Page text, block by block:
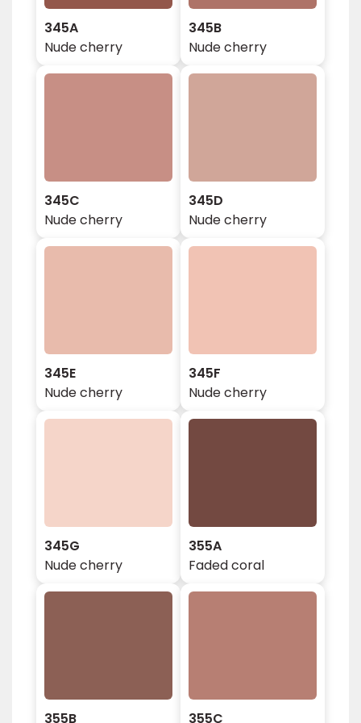
345A
Nude cherry
345B
Nude cherry
345C
Nude cherry
345D
Nude cherry
345E
Nude cherry
345F
Nude cherry
345G
Nude cherry
355A
Faded coral
355B 355C